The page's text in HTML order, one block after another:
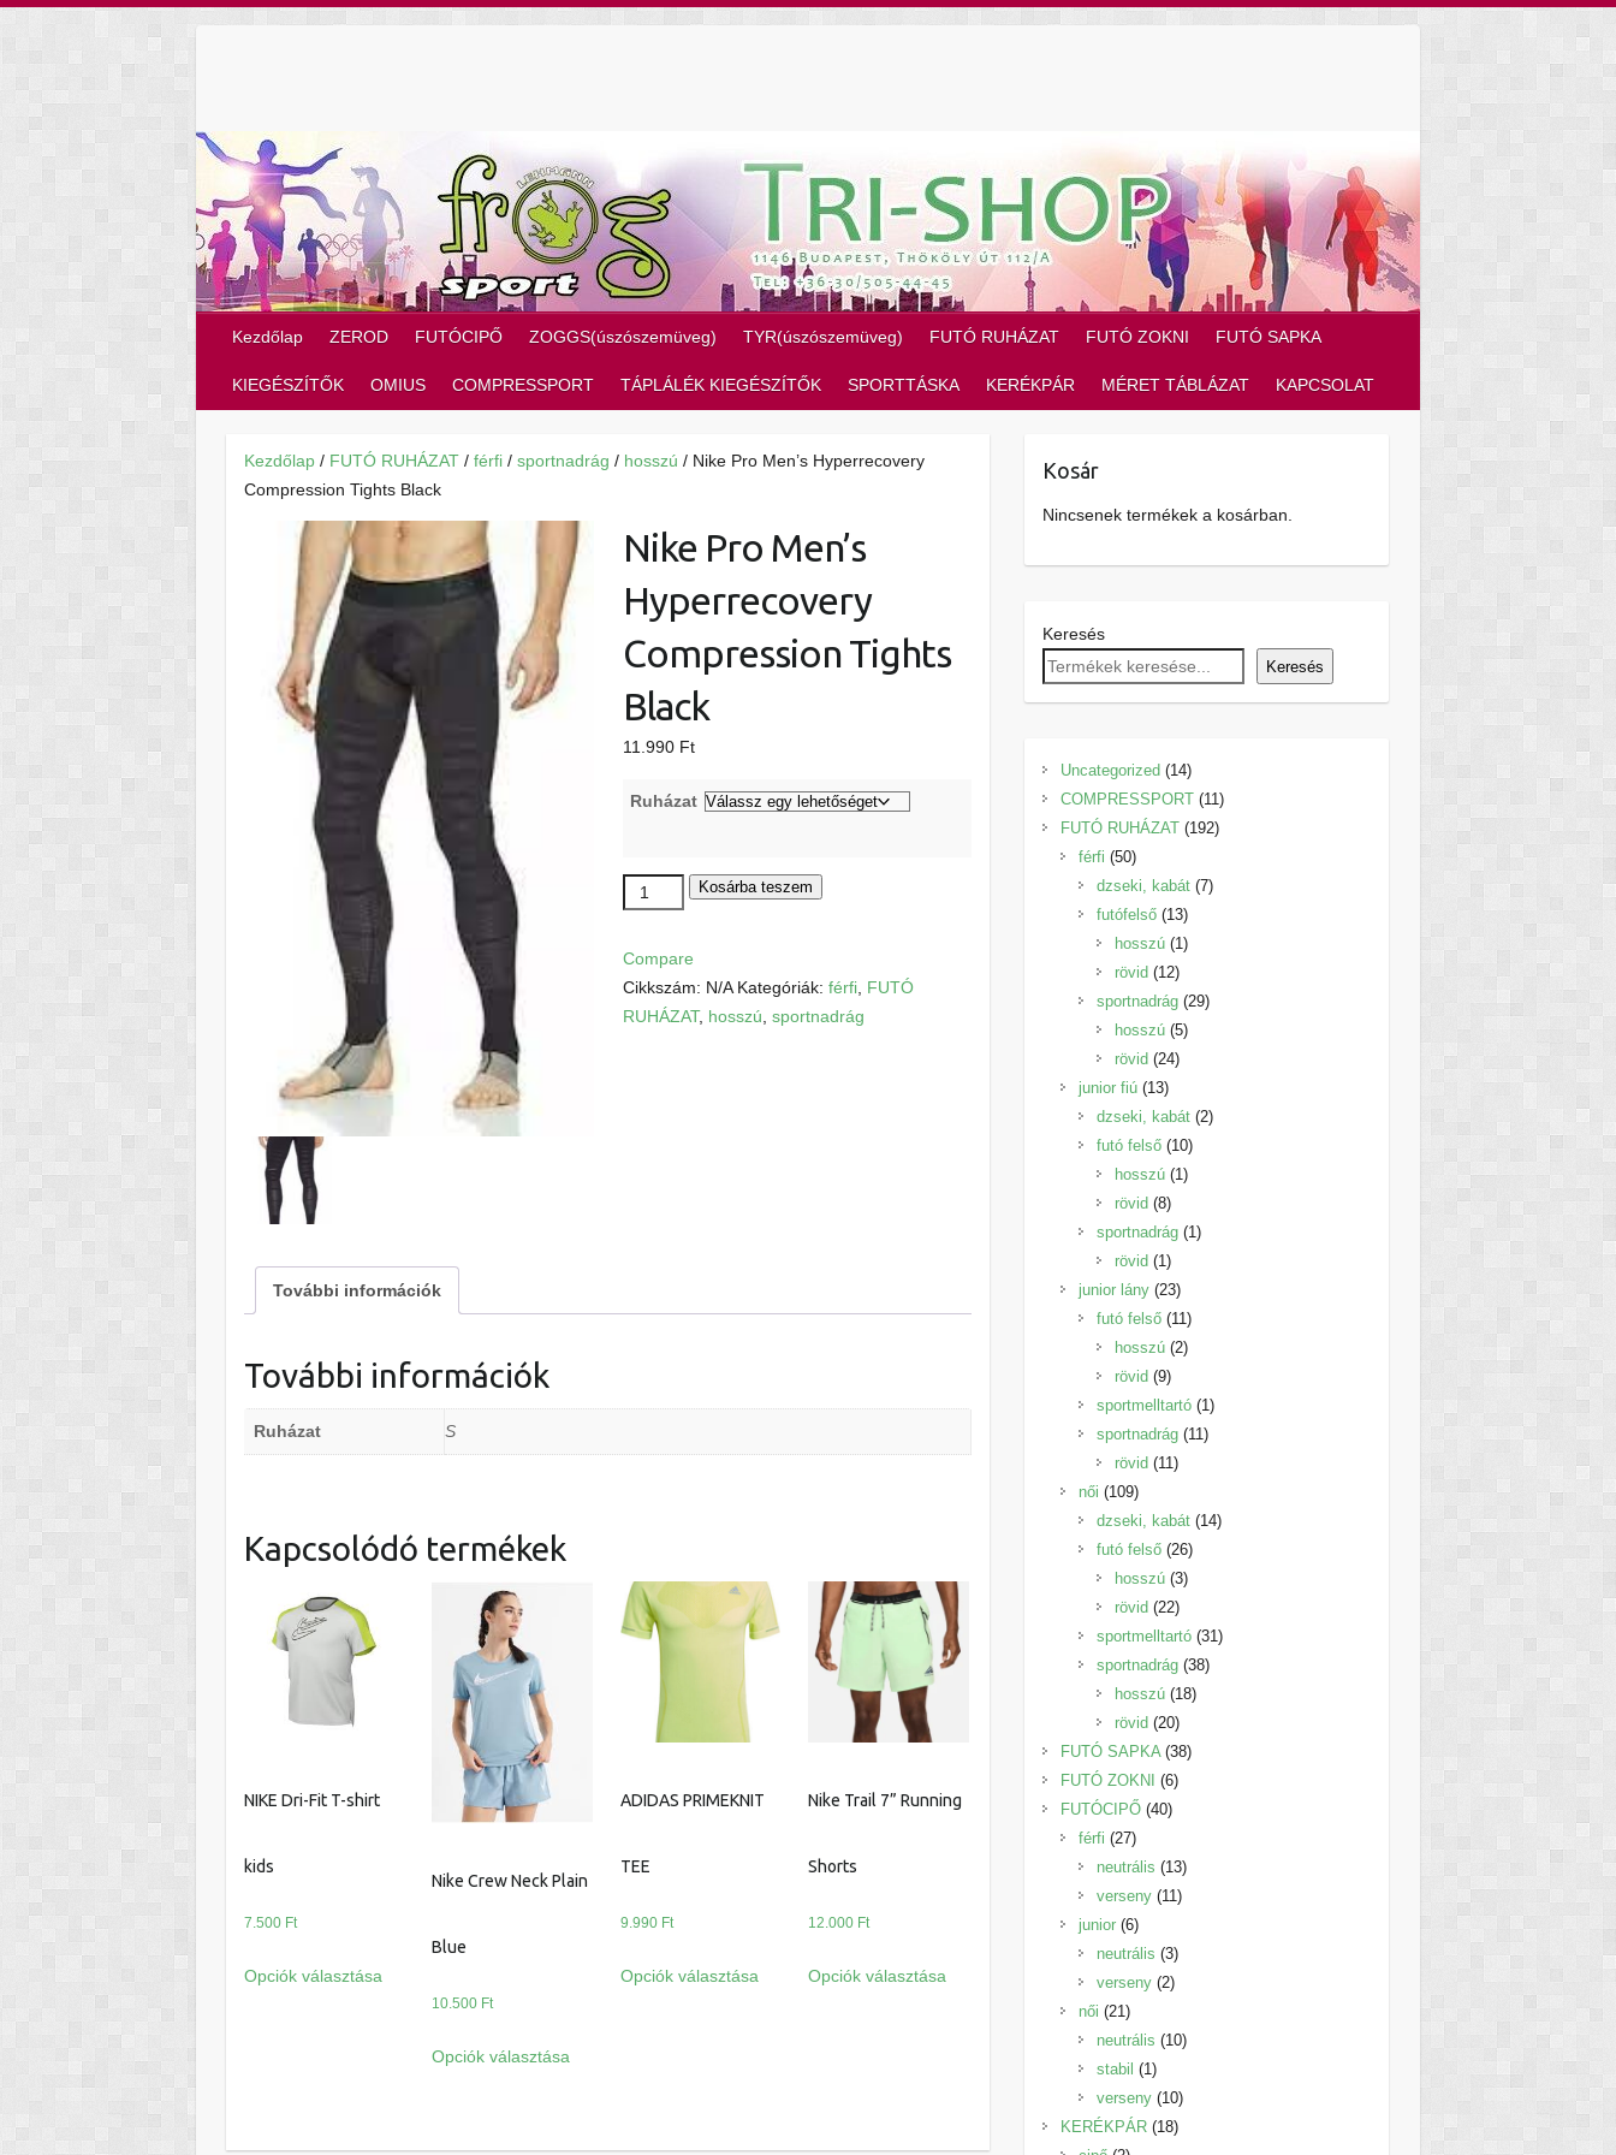
Kezdőlap ZEROD FUTÓCIPŐ ZOGGS(úszószemüveg) TYR(úszószemüveg) FUTÓ RUHÁZAT FUTÓ ZOKNI FUTÓ SAPKA
KIEGÉSZÍTŐK OMIUS COMPRESSPORT TÁPLÁLÉK KIEGÉSZÍTŐK SPORTTÁSKA KERÉKPÁR MÉRET TÁBLÁZAT KAPCSOLAT
Kezdőlap/ FUTÓ RUHÁZAT/ férfi/ sportnadrág / hosszú / Nike Pro Men’s Hyperrecovery
Compression Tights Black
Nike Pro Men’s
Hyperrecovery
Compression Tights
Black
11.990 Ft
Ruházat
Nike
Pro
Hyperrecovery
Compression
Kosárba teszem
Compare
Cikkszám: N/A Kategóriák: férfi, FUTÓ
RUHÁZAT, hosszú sportnadrág
További információk
További információk
Ruházat S
Kapcsolódó termékek
NIKE Dri-Fit T-shirt
kids
7.500 Ft
Opciók választása
a
Nike Crew Neck Plain
Blue
10.500 Ft
Opciók választása
a
ADIDAS PRIMEKNIT
TEE
9.990 Ft
Opciók választása
a
Nike Trail 7” Running
Shorts
12.000 Ft
Opciók választása
a
Kosár
Nincsenek termékek a kosárban.
Keresés
Keresés
Uncategorized 1414
termék
COMPRESSPORT 1111
termék
FUTÓ RUHÁZAT 192192
férfi 5050
termék
dzseki, kabát 77
futófelső 1313
termék
hosszú 11
rövid 1212
termék
sportnadrág 2929
hosszú 55
rövid 2424
junior fiú 1313
termék
dzseki, kabát 22
futó felső 1010
termék
hosszú 11
rövid 88
termék
sportnadrág 11
rövid 11
termék
junior lány 2323
termék
futó felső 1111
termék
hosszú 22
rövid 99
termék
sportmelltartó 11
sportnadrág 1111
rövid 1111
női 109109
termék
dzseki, kabát 1414
futó felső 2626
termék
hosszú 33
rövid 2222
termék
sportmelltartó 3131
sportnadrág 3838
hosszú 1818
rövid 2020
termék
FUTÓ SAPKA 3838
FUTÓ ZOKNI 66
FUTÓCIPŐ 4040
férfi 2727
termék
neutrális 1313
termék
verseny 1111
junior 66
termék
neutrális 33
termék
verseny 22
női 2121
termék
neutrális 1010
stabil 11
termék
verseny 1010
termék
KERÉKPÁR 1818